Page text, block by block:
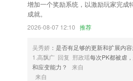
3,【潜力佳作，全民阅读】
4,涵盖整个年级的重点知识点帮助学生提升成
6,录入了标准的汉字发音，在这里可以学习
看彩网软件优势
增加一个奖励系统，以激励玩家完成
成就。
2026-08-07 12:10 推荐
吴秀娇 ：是否有足够的更新和扩展内
1.高飘广 回复 邢政瑶每次PK都被虐
和应变能力？
来自
来自